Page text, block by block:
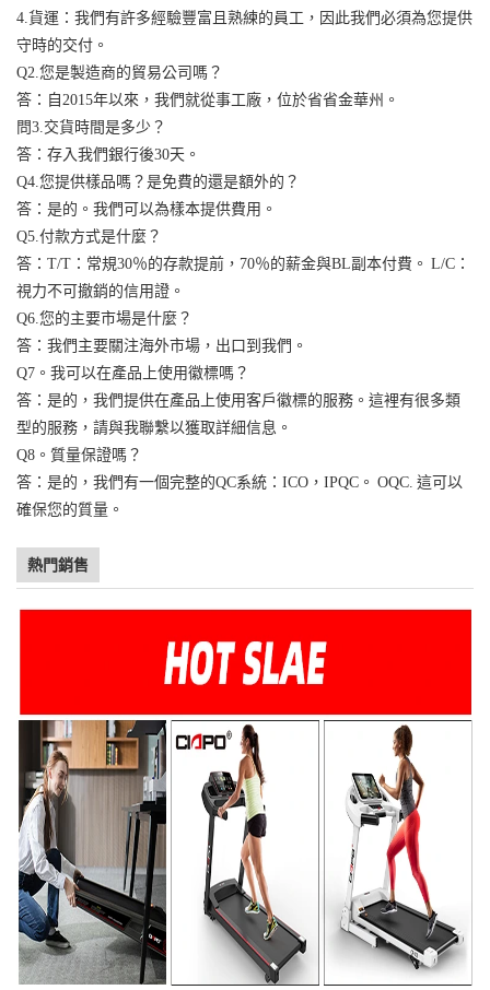
4.貨運：我們有許多經驗豐富且熟練的員工，因此我們必須為您提供
守時的交付。
Q2.您是製造商的貿易公司嗎？
答：自2015年以來，我們就從事工廠，位於省省金華州。
問3.交貨時間是多少？
答：存入我們銀行後30天。
Q4.您提供樣品嗎？是免費的還是額外的？
答：是的。我們可以為樣本提供費用。
Q5.付款方式是什麼？
答：T/T：常規30％的存款提前，70％的薪金與BL副本付費。 L/C：
視力不可撤銷的信用證。
Q6.您的主要市場是什麼？
答：我們主要關注海外市場，出口到我們。
Q7。我可以在產品上使用徽標嗎？
答：是的，我們提供在產品上使用客戶徽標的服務。這裡有很多類
型的服務，請與我聯繫以獲取詳細信息。
Q8。質量保證嗎？
答：是的，我們有一個完整的QC系統：ICO，IPQC。 OQC. 這可以
確保您的質量。
熱門銷售